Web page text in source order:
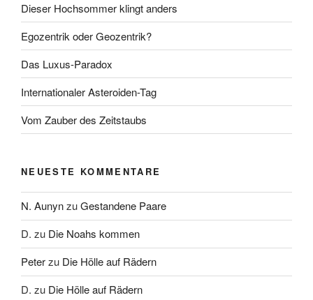
Dieser Hochsommer klingt anders
Egozentrik oder Geozentrik?
Das Luxus-Paradox
Internationaler Asteroiden-Tag
Vom Zauber des Zeitstaubs
NEUESTE KOMMENTARE
N. AunynzuGestandene Paare
D. zu Die Noahs kommen
Peterzu Die Hölle auf Rädern
D. zu Die Hölle auf Rädern